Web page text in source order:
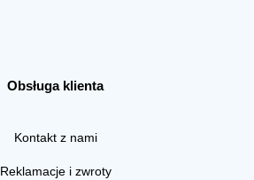
Obsługa klienta
Kontakt z nami
Reklamacje i zwroty